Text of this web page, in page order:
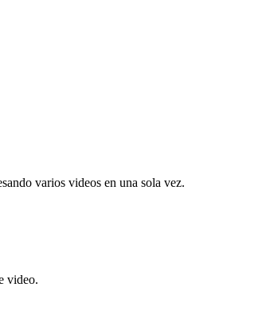
varios videos en una sola vez.
video.